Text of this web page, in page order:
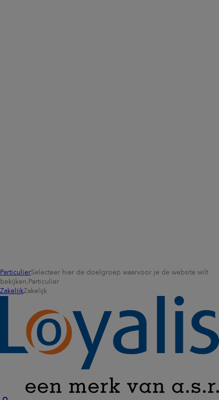
ParticulierSelecteer hier de doelgroep waarvoor je de website wilt
bekijken. Particulier
ZakelijkZakelijk